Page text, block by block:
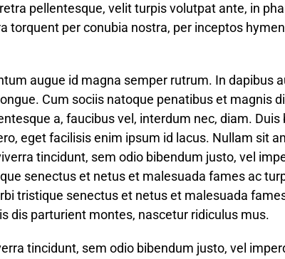
pellentesque, velit turpis volutpat ante, in
torquent per conubia nostra, per inceptos
augue id magna semper rutrum. In dapibus
Cum sociis natoque penatibus et magnis
a, faucibus vel, interdum nec, diam. Duis
eget facilisis enim ipsum id lacus. Nullam sit
tincidunt, sem odio bibendum justo, vel
senectus et netus et malesuada fames ac
tristique senectus et netus et malesuada
dis parturient montes, nascetur ridiculus mus.
tincidunt, sem odio bibendum justo, vel